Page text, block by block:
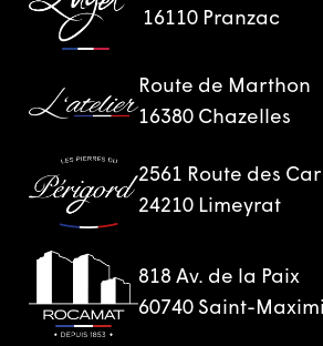
16110 Pranzac
Route de Marthon
16380 Chazelles
2561 Route des
24210 Limeyrat
818 Av. de la Paix
60740 Saint-